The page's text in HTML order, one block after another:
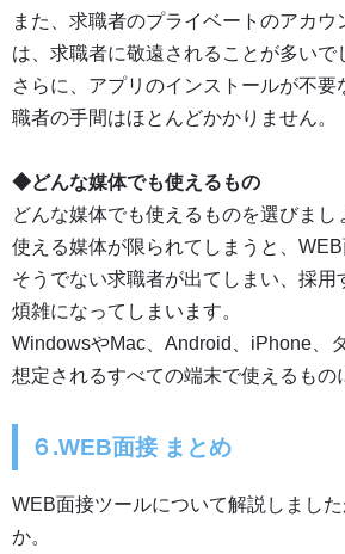
また、求職者のプライベートのアカウ
は、求職者に敬遠されることが多いで
さらに、アプリのインストールが不要
職者の手間はほとんどかかりません。
◆どんな媒体でも使えるもの
どんな媒体でも使えるものを選びまし
使える媒体が限られてしまうと、
そうでない求職者が出てしまい、採用
煩雑になってしまいます。
WindowsやMac、Android、iPhone、
想定されるすべての端末で使えるもの
６.WEB面接 まとめ
WEB面接ツールについて解説しまし
か。